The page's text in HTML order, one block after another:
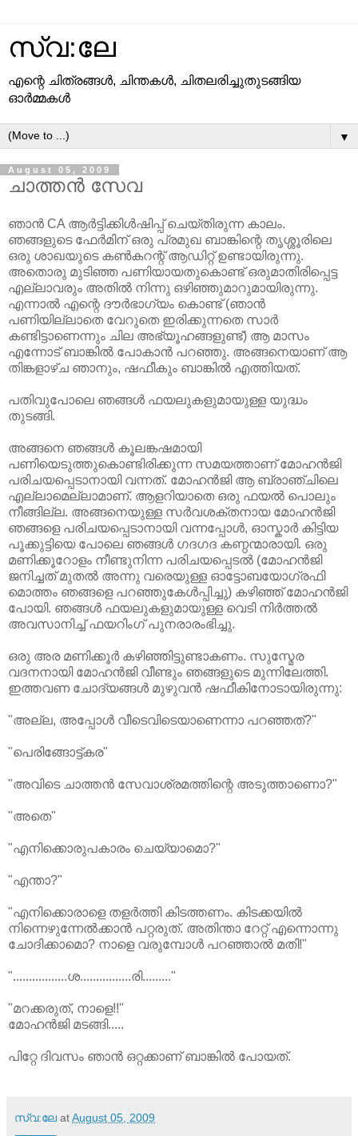
സ്വ:ലേ
എന്റെ ചിത്രങ്ങള്‍, ചിന്തകള്‍, ചിതലരിച്ചുതുടങ്ങിയ
ഓര്‍മ്മകള്‍
▼
August 05, 2009
ചാത്തന്‍ സേവ
ഞാന്‍ CA ആര്‍ട്ടിക്കിള്‍ഷിപ്പ്‌ ചെയ്തിരുന്ന കാലം.
ഞങ്ങളുടെ ഫേര്‍മിന്‌ ഒരു പ്രമുഖ ബാങ്കിന്റെ തൃശ്ശൂരിലെ
ഒരു ശാഖയുടെ കണ്‍കറന്റ്‌ ആഡിറ്റ്‌ ഉണ്ടായിരുന്നു.
അതൊരു മുടിഞ്ഞ പണിയായതുകൊണ്ട്‌ ഒരുമാതിരിപ്പെട്ട
എല്ലാവരും അതില്‍ നിന്നു ഒഴിഞ്ഞുമാറുമായിരുന്നു.
എന്നാല്‍ എന്റെ ദൗര്‍ഭാഗ്യം കൊണ്ട്‌ (ഞാന്‍
പണിയില്ലാതെ വേറുതെ ഇരിക്കുന്നതെ സാര്‍
കണ്ടിട്ടാണെന്നും ചില അഭ്യൂഹങ്ങളുണ്ട്‌) ആ മാസം
എന്നോട്‌ ബാങ്കില്‍ പോകാന്‍ പറഞ്ഞു. അങ്ങനെയാണ്‌ ആ
തിങ്കളാഴ്ച ഞാനും, ഷഫീകും ബാങ്കില്‍ എത്തിയത്‌.
പതിവുപോലെ ഞങ്ങള്‍ ഫയലുകളുമായുള്ള യുദ്ധം
തുടങ്ങി.
അങ്ങനെ ഞങ്ങള്‍ കൂലങ്കഷമായി
പണിയെടുത്തുകൊണ്ടിരിക്കുന്ന സമയത്താണ്‌ മോഹന്‍ജി
പരിചയപ്പെടാനായി വന്നത്‌. മോഹന്‍ജി ആ ബ്രാഞ്ചിലെ
എല്ലാമെല്ലാമാണ്‌. ആളറിയാതെ ഒരു ഫയല്‍ പൊലും
നീങ്ങില്ല. അങ്ങനെയുള്ള സര്‍വശക്തനായ മോഹന്‍ജി
ഞങ്ങളെ പരിചയപ്പെടാനായി വന്നപ്പോള്‍, ഓസ്കാര്‍ കിട്ടിയ
പൂക്കുട്ടിയെ പോലെ ഞങ്ങള്‍ ഗദഗദ കണ്ഠന്മാരായി. ഒരു
മണിക്കൂറോളം നീണ്ടുനിന്ന പരിചയപ്പെടല്‍ (മോഹന്‍ജി
ജനിച്ചത്‌ മുതല്‍ അന്നു വരെയുള്ള ഓട്ടോബയോഗ്രഫി
മൊത്തം ഞങ്ങളെ പറഞ്ഞുകേള്‍പ്പിച്ചു) കഴിഞ്ഞ്‌ മോഹന്‍ജി
പോയി. ഞങ്ങള്‍ ഫയലുകളുമായുള്ള വെടി നിര്‍ത്തല്‍
അവസാനിച്ച്‌ ഫയറിംഗ്‌ പുനരാരംഭിച്ചു.
ഒരു അര മണിക്കൂര്‍ കഴിഞ്ഞിട്ടുണ്ടാകണം. സുസ്മേര
വദനനായി മോഹന്‍ജി വീണ്ടും ഞങ്ങളുടെ മുന്നിലേത്തി.
ഇത്തവണ ചോദ്യങ്ങള്‍ മുഴുവന്‍ ഷഫീകിനോടായിരുന്നു:
"അല്ല, അപ്പോള്‍ വീടെവിടെയാണെന്നാ പറഞ്ഞത്‌?"
"പെരിങ്ങോട്ട്‌കര"
"അവിടെ ചാത്തന്‍ സേവാശ്രമത്തിന്റെ അടുത്താണൊ?"
"അതെ"
"എനിക്കൊരുപകാരം ചെയ്യാമൊ?"
"എന്താ?"
"എനിക്കൊരാളെ തളര്‍ത്തി കിടത്തണം. കിടക്കയില്‍
നിന്നെഴുന്നേല്‍ക്കാന്‍ പറ്റരുത്‌. അതിന്താ റേറ്റ്‌ എന്നൊന്നു
ചോദിക്കാമൊ? നാളെ വരുമ്പോള്‍ പറഞ്ഞാല്‍ മതി!"
".................ശ................രി........."
"മറക്കരുത്‌, നാളെ!!"
മോഹന്‍ജി മടങ്ങി.....
പിറ്റേ ദിവസം ഞാന്‍ ഒറ്റക്കാണ്‌ ബാങ്കില്‍ പോയത്‌.
സ്വ:ലേ atAugust 05, 2009